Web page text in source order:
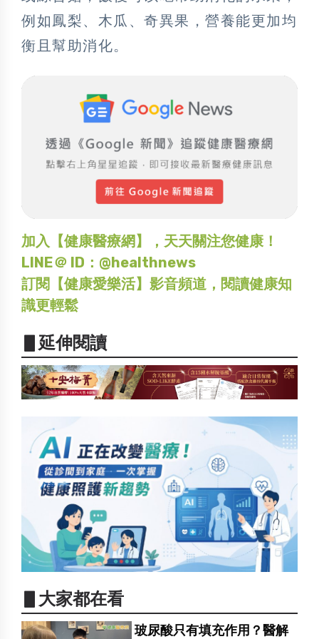
例如鳳梨、木瓜、奇異果，營養能更加均
衡且幫助消化。
加入【健康醫療網】，天天關注您健康！
LINE＠ ID：@healthnews
訂閱【健康愛樂活】影音頻道，閱讀健康知
識更輕鬆
▋延伸閱讀
▋大家都在看
玻尿酸只有填充作用？醫解